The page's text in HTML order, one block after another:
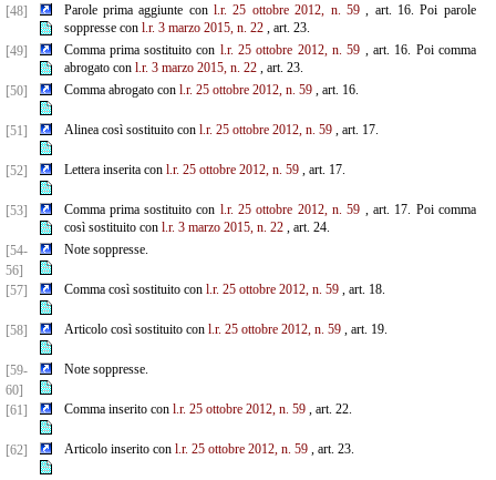
[48] Parole prima aggiunte conl.r. 25 ottobre 2012, n. 59, art. 16. Poi parole
soppresse con l.r. 3 marzo 2015, n. 22, art. 23.
[49]
Comma prima sostituito con l.r. 25 ottobre 2012, n. 59 , art. 16. Poi comma
abrogato con l.r. 3 marzo 2015, n. 22, art. 23.
[50]
Comma abrogato con l.r. 25 ottobre 2012, n. 59, art. 16.
[51] Alinea così sostituito con l.r. 25 ottobre 2012, n. 59, art. 17.
[52] Lettera inserita con l.r. 25 ottobre 2012, n. 59, art. 17.
[53] Comma prima sostituito con l.r. 25 ottobre 2012, n. 59 , art. 17. Poi comma
così sostituito con l.r. 3 marzo 2015, n. 22, art. 24.
[54-
56]
Note soppresse.
[57] Comma così sostituito con l.r. 25 ottobre 2012, n. 59, art. 18.
[58] Articolo così sostituito con l.r. 25 ottobre 2012, n. 59, art. 19.
[59-
60]
Note soppresse.
[61] Comma inserito con l.r. 25 ottobre 2012, n. 59, art. 22.
[62] Articolo inserito con l.r. 25 ottobre 2012, n. 59, art. 23.